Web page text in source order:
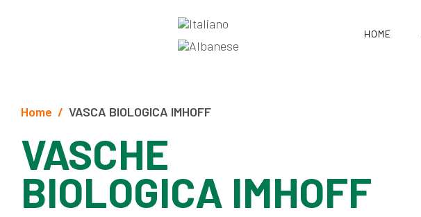
HOME
Home VASCA BIOLOGICA IMHOFF
VASCHE
BIOLOGICA IMHOFF